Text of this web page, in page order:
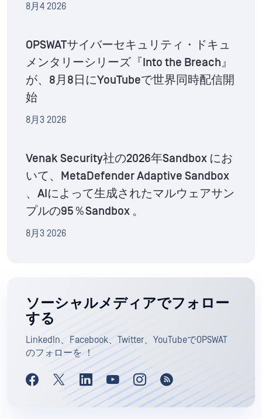
8月4 2026
OPSWATサイバーセキュリティ・ドキュ
メンタリーシリーズ『Into the Breach』
が、8月8日にYouTubeで世界同時配信開
始
8月3 2026
Venak Security社の2026年Sandbox にお
いて、MetaDefender Adaptive Sandbox
、AIによって生成されたマルウェアサン
プルの95％Sandbox 。
8月3 2026
ソーシャルメディアでフォロー
する
LinkedIn、Facebook、Twitter、YouTubeでOPSWAT
のフォローを ！